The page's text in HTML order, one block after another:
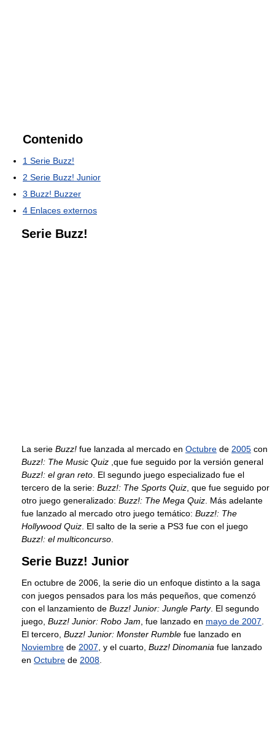
Contenido
1 Serie Buzz!
2 Serie Buzz! Junior
3 Buzz! Buzzer
4 Enlaces externos
Serie Buzz!
La serie Buzz! fue lanzada al mercado en Octubre de 2005 con
Buzz!: The Music Quiz ,que fue seguido por la versión general
Buzz!: el gran reto . El segundo juego especializado fue el
tercero de la serie: Buzz!: The Sports Quiz , que fue seguido por
otro juego generalizado: Buzz!: The Mega Quiz . Más adelante
fue lanzado al mercado otro juego temático: Buzz!: The
Hollywood Quiz . El salto de la serie a PS3 fue con el juego
Buzz!: el multiconcurso
Serie Buzz! Junior
En octubre de 2006, la serie dio un enfoque distinto a la saga
con juegos pensados para los más pequeños, que comenzó
con el lanzamiento de Buzz! Junior: Jungle Party. El segundo
juego, Buzz! Junior: Robo Jam , fue lanzado en mayo de 2007
El tercero, Buzz! Junior: Monster Rumble fue lanzado en
Noviembre de 2007 , y el cuarto, Buzz! Dinomania fue lanzado
en Octubre de 2008